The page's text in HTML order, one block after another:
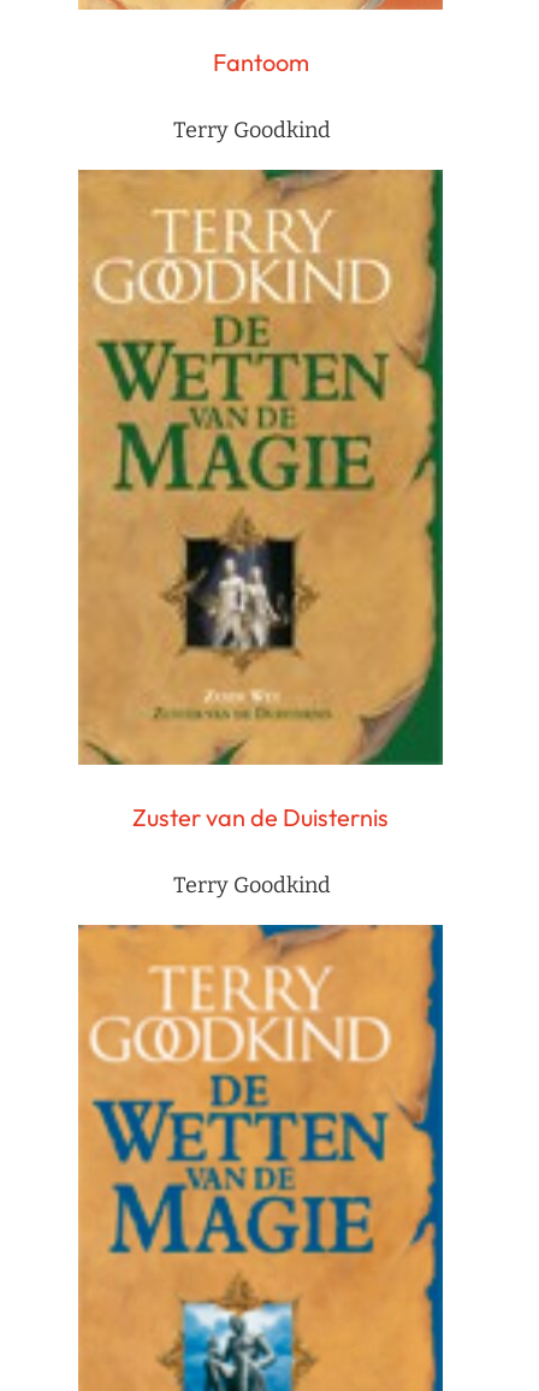
Fantoom
Terry Goodkind
Zuster van de Duisternis
Terry Goodkind